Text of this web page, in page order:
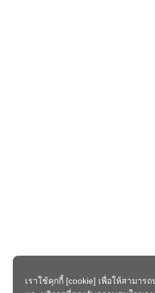
เราใช้คุกกี้ [cookie] เพื่อให้สามาร